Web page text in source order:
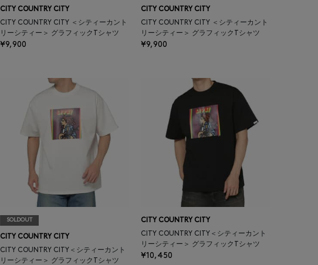
CITY COUNTRY CITY
CITY COUNTRY CITY ＜シティーカント
リーシティー＞ グラフィックTシャツ
¥9,900
CITY COUNTRY CITY
CITY COUNTRY CITY ＜シティーカント
リーシティー＞ グラフィックTシャツ
¥9,900
SOLDOUT
CITY COUNTRY CITY
CITY COUNTRY CITY＜シティーカント
リーシティー＞ グラフィックTシャツ
CITY COUNTRY CITY
CITY COUNTRY CITY＜シティーカント
リーシティー＞ グラフィックTシャツ
¥10,450